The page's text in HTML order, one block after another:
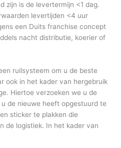
zijn is de levertermijn <1 dag.
levertijden <4 uur
een Duits franchise concept
nacht distributie, koerier of
ruilsysteem om u de beste
ook in het kader van hergebruik
Hiertoe verzoeken we u de
de nieuwe heeft opgestuurd te
sticker te plakken die
de logistiek. In het kader van